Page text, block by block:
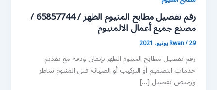
رقم تفصيل مطابخ المنيوم الظهر / 65857744 /
مصنع جميع أعمال الالمنيوم
Rwan/29 يونيو، 2021
رقم تفصيل مطابخ المنيوم الظهر بإتقان ودقة مع تقديم
خدمات التصميم أو التركيب أو الصيانة فني المنيوم شاطر
ورخيص تفصيل […]